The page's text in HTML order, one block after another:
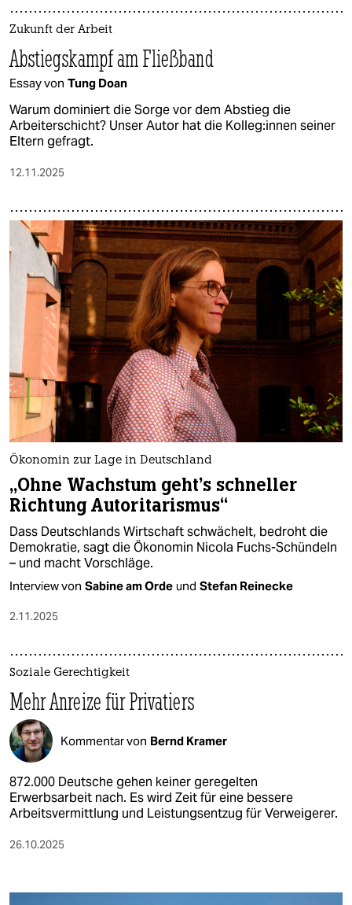
Zukunft der Arbeit
Abstiegskampf am Fließband
Essay von Tung Doan
Warum dominiert die Sorge vor dem Abstieg die
Arbeiterschicht? Unser Autor hat die Kol­le­g:in­nen seiner
Eltern gefragt.
12.11.2025
Ökonomin zur Lage in Deutschland
„Ohne Wachstum geht's schneller
Richtung Autoritarismus“
Dass Deutschlands Wirtschaft schwächelt, bedroht die
Demokratie, sagt die Ökonomin Nicola Fuchs-Schündeln
– und macht Vorschläge.
Interview von Sabine am Orde und Stefan Reinecke
2.11.2025
Soziale Gerechtigkeit
Mehr Anreize für Privatiers
Kommentar von Bernd Kramer
872.000 Deutsche gehen keiner geregelten
Erwerbsarbeit nach. Es wird Zeit für eine bessere
Arbeitsvermittlung und Leistungsentzug für Verweigerer.
26.10.2025